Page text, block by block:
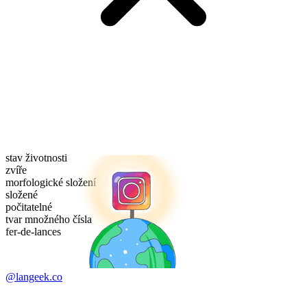
stav životnosti
zvíře
morfologické složení
složené
počitatelné
tvar množného čísla
fer-de-lances
@langeek.co